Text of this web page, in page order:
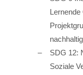
SDG 12:
Soziale